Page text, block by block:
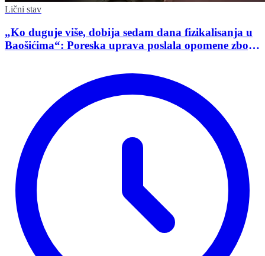
Lični stav
„Ko duguje više, dobija sedam dana fizikalisanja u
Baošićima“: Poreska uprava poslala opomene zbog